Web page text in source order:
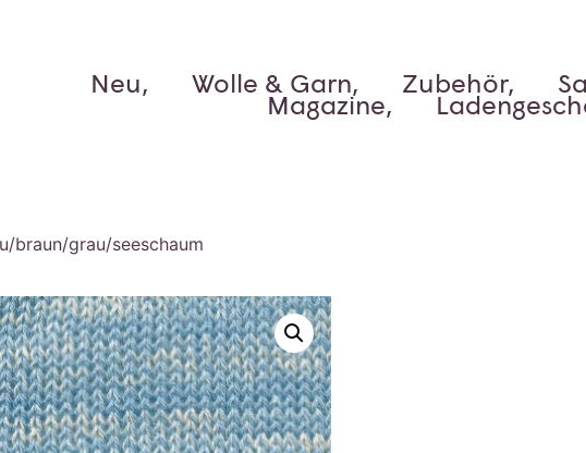
Neu, Wolle & Garn, Zubehör,
Magazine,
braun/grau/seeschaum